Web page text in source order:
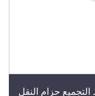
خط التجميع حزام النقل